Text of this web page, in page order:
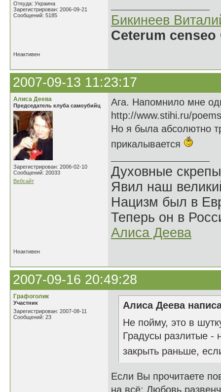
Откуда: Украина
Зарегистрирован: 2006-09-21
Сообщений: 5185
Бикинеев
Ceterum
Неактивен
2007-09-13 11:23:17
Алиса Деева
Председатель клуба самоубийц
Зарегистрирован: 2006-02-10
Сообщений: 20033
Вебсайт
Ага. Напомнило мне
http://www.stihi.ru/
Но я была абсолютно
прикалывается
Духовные
Явил наш
Нацизм был в
Теперь он в
Алиса Деева
Неактивен
2007-09-16 20:49:28
Графоголик
Участник
Зарегистрирован: 2007-08-11
Сообщений: 23
Алиса Деева
Не пойму, это в
Градусы разлитые -
закрыть раньше,
Если Вы прочитаете
на всё: Любовь